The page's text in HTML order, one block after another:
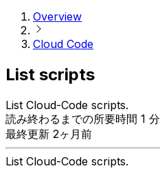
Overview
Cloud Code
List scripts
List Cloud-Code scripts.
読み終わるまでの所要時間 1 分
最終更新 2ヶ月前
List Cloud-Code scripts.